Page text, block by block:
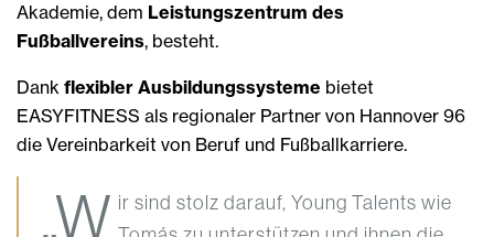
Akademie, dem Leistungszentrum des
Fußballvereins, besteht.
Dank flexibler Ausbildungssysteme bietet
EASYFITNESS als regionaler Partner von Hannover 96
die Vereinbarkeit von Beruf und Fußballkarriere.
„W ir sind stolz darauf, Young Talents wie